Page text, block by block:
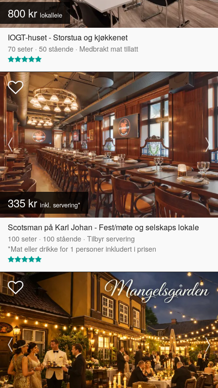
800 kr lokalleie
IOGT-huset - Storstua og kjøkkenet
70seter · 50stående · Medbrakt mat tillatt
335 kr inkl. servering*
Scotsman på Karl Johan - Fest/møte og selskaps lokale
100seter · 100stående · Tilbyr servering
*Mat eller drikke for 1 personer inkludert i prisen